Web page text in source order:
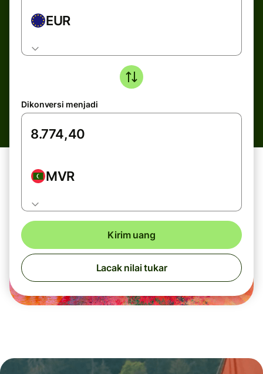
EUR
Dikonversi menjadi
MVR
Kirim uang
Lacak nilai tukar